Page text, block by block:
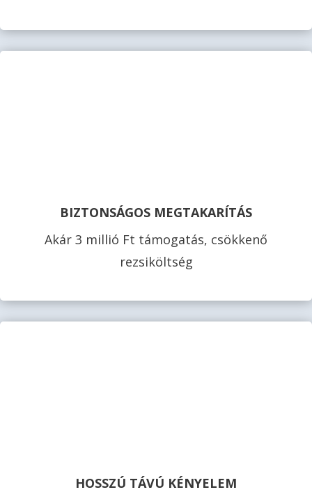
BIZTONSÁGOS MEGTAKARÍTÁS
Akár 3 millió Ft támogatás, csökkenő
rezsiköltség
HOSSZÚ TÁVÚ KÉNYELEM